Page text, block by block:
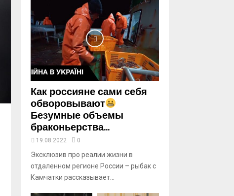
u
b
eКак россияне сами себя
обворовывают
Безумные объемы
браконьерства...
19.08.2022 0
Эксклюзив про реалии жизни в
отдаленном регионе России – рыбак с
Камчатки рассказывает...